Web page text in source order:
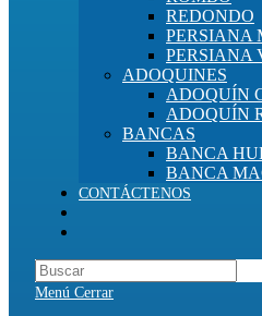
REDONDO
PERSIANA
PERSIANA
ADOQUINES
ADOQUÍN
ADOQUÍN
BANCAS
BANCA
BANCA
CONTÁCTENOS
Buscar
en
Menú Cerrar